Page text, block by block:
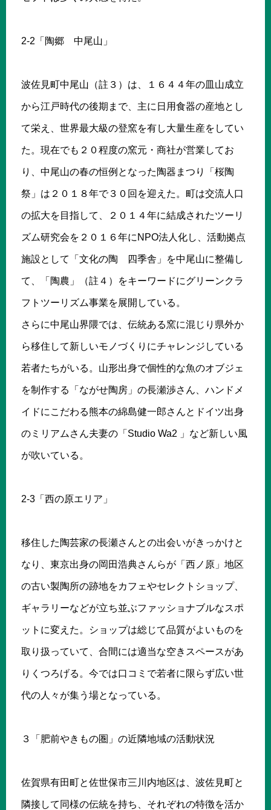
2-2「陶郷 中尾山」
波佐見町中尾山（註３）は、１６４４年の皿山成立
から江戸時代の後期まで、主に日用食器の産地とし
て栄え、世界最大級の登窯を有し大量生産をしてい
た。現在でも２０程度の窯元・商社が営業してお
り、中尾山の春の恒例となった陶器まつり「桜陶
祭」は２０１８年で３０回を迎えた。町は交流人口
の拡大を目指して、２０１４年に結成されたツーリ
ズム研究会を２０１６年にNPO法人化し、活動拠点
施設として「文化の陶 四季舎」を中尾山に整備し
て、「陶農」（註４）をキーワードにグリーンクラ
フトツーリズム事業を展開している。
さらに中尾山界隈では、伝統ある窯に混じり県外か
ら移住して新しいモノづくりにチャレンジしている
若者たちがいる。山形出身で個性的な魚のオブジェ
を制作する「ながせ陶房」の長瀬渉さん、ハンドメ
イドにこだわる熊本の綿島健一郎さんとドイツ出身
のミリアムさん夫妻の「Studio Wa2 」など新しい風
が吹いている。
2-3「西の原エリア」
移住した陶芸家の長瀬さんとの出会いがきっかけと
なり、東京出身の岡田浩典さんらが「西ノ原」地区
の古い製陶所の跡地をカフェやセレクトショップ、
ギャラリーなどが立ち並ぶファッショナブルなスポ
ットに変えた。ショップは総じて品質がよいものを
取り扱っていて、合間には適当な空きスペースがあ
りくつろげる。今では口コミで若者に限らず広い世
代の人々が集う場となっている。
３「肥前やきもの圏」の近隣地域の活動状況
佐賀県有田町と佐世保市三川内地区は、波佐見町と
隣接して同様の伝統を持ち、それぞれの特徴を活か